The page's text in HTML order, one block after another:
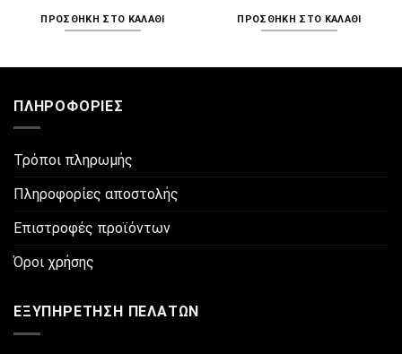
ΠΡΟΣΘΉΚΗ ΣΤΟ ΚΑΛΆΘΙ ΠΡΟΣΘΉΚΗ ΣΤΟ ΚΑΛΆΘΙ
ΠΛΗΡΟΦΟΡΊΕΣ
Τρόποι πληρωμής
Πληροφορίες αποστολής
Επιστροφές προϊόντων
Όροι χρήσης
ΕΞΥΠΗΡΈΤΗΣΗ ΠΕΛΑΤΏΝ